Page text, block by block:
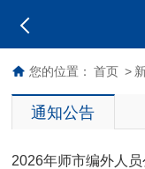
您的位置： 首页 >
通知公告
2026年师市编外人